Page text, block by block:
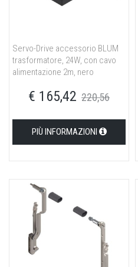
Servo-Drive accessorio BLUM
trasformatore, 24W, con cavo
alimentazione 2m, nero
€ 165,42 220,56
PIÙ INFORMAZIONI